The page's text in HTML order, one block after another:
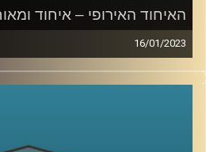
האיחוד האירופי – איחוד
16/01/2023
בשנים האחרונות עומד האיחוד
גל מהגרים, מגיפת הקורונה וכיום